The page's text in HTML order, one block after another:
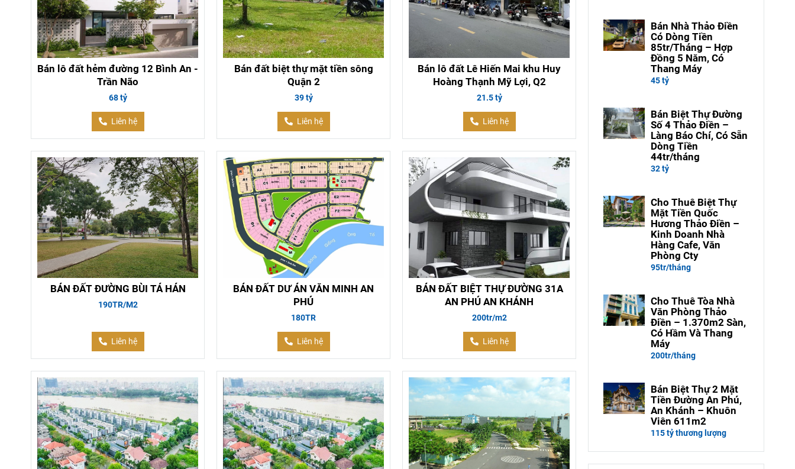
Bán lô đất hẻm đường 12 Bình An -
Trần Não
68 tỷ
Liên hệ
Bán đất biệt thự mặt tiền sông
Quận 2
39 tỷ
Liên hệ
Bán lô đất Lê Hiến Mai khu Huy
Hoàng Thạnh Mỹ Lợi, Q2
21.5 tỷ
Liên hệ
BÁN ĐẤT ĐƯỜNG BÙI TÁ HÁN
190TR/M2
Liên hệ
BÁN ĐẤT DƯ ÁN VĂN MINH AN
PHÚ
180TR
Liên hệ
BÁN ĐẤT BIỆT THỰ ĐƯỜNG 31A
AN PHÚ AN KHÁNH
200tr/m2
Liên hệ
Bán Nhà Thảo Điền
Có Dòng Tiền
85tr/Tháng – Hợp
Đồng 5 Năm, Có
Thang Máy
45 tỷ
Bán Biệt Thự Đường
Số 4 Thảo Điền –
Làng Báo Chí, Có Sẵn
Dòng Tiền
44tr/tháng
32 tỷ
Cho Thuê Biệt Thự
Mặt Tiền Quốc
Hương Thảo Điền –
Kinh Doanh Nhà
Hàng Cafe, Văn
Phòng Cty
95tr/tháng
Cho Thuê Tòa Nhà
Văn Phòng Thảo
Điền – 1.370m2 Sàn,
Có Hầm Và Thang
Máy
200tr/tháng
Bán Biệt Thự 2 Mặt
Tiền Đường An Phú,
An Khánh – Khuôn
Viên 611m2
115 tỷ thương lượng